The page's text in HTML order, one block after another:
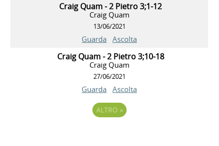
Craig Quam - 2 Pietro 3;1-12
Craig Quam
13/06/2021
Guarda Ascolta
Craig Quam - 2 Pietro 3;10-18
Craig Quam
27/06/2021
Guarda Ascolta
ALTRO »